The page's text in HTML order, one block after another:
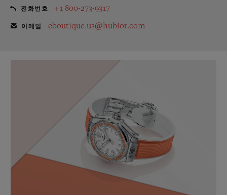
전화번호 +1 800-273-9317
이메일 eboutique.us@hublot.com